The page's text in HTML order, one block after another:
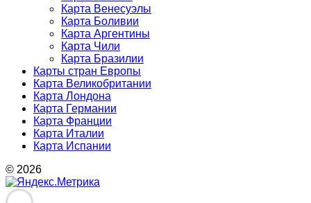
Карта Венесуэлы
Карта Боливии
Карта Аргентины
Карта Чили
Карта Бразилии
Карты стран Европы
Карта Великобритании
Карта Лондона
Карта Германии
Карта Франции
Карта Италии
Карта Испании
© 2026